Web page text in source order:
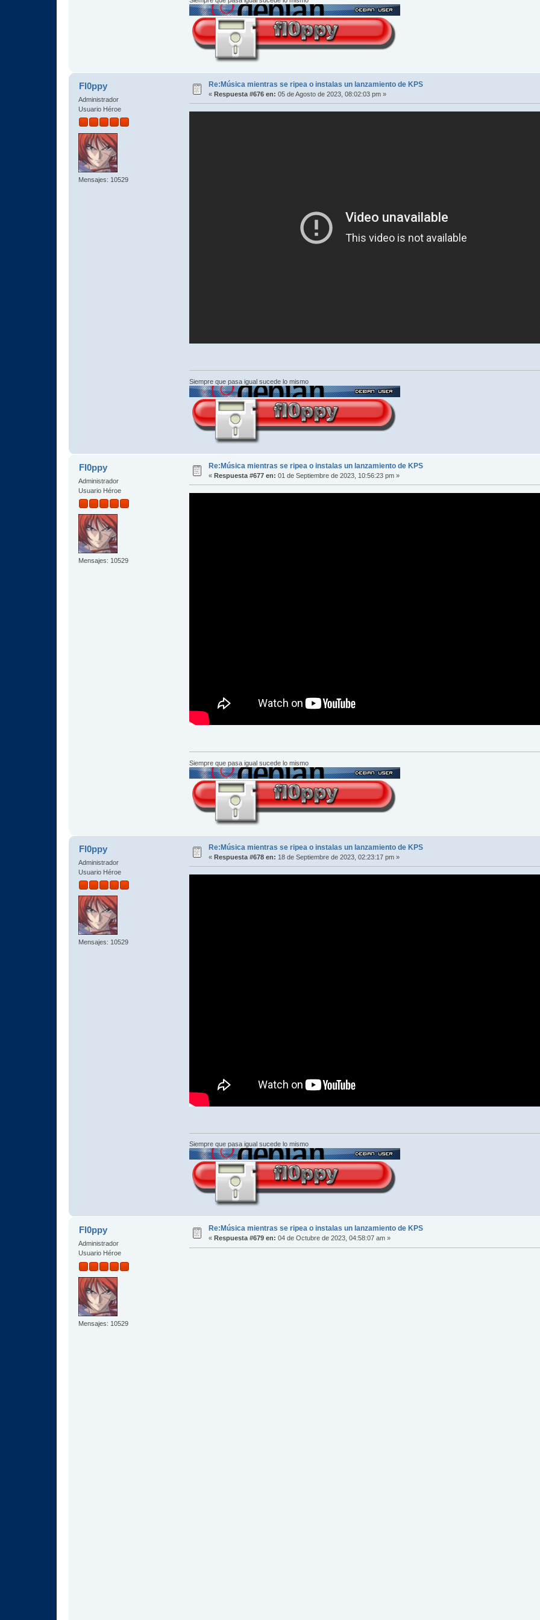
Fl0ppy
Administrador
Usuario Héroe
Mensajes: 10529
Re:Música mientras se ripea o instalas un lanzamiento de KPS
«Respuesta #676 en: 05 de Agosto de 2023, 08:02:03 pm »
Siempre que pasa igual sucede lo mismo
Fl0ppy
Administrador
Usuario Héroe
Mensajes: 10529
Re:Música mientras se ripea o instalas un lanzamiento de KPS
«Respuesta #677 en: 01 de Septiembre de 2023, 10:56:23 pm »
Siempre que pasa igual sucede lo mismo
Fl0ppy
Administrador
Usuario Héroe
Mensajes: 10529
Re:Música mientras se ripea o instalas un lanzamiento de KPS
«Respuesta #678 en: 18 de Septiembre de 2023, 02:23:17 pm »
Siempre que pasa igual sucede lo mismo
Fl0ppy
Administrador
Usuario Héroe
Mensajes: 10529
Re:Música mientras se ripea o instalas un lanzamiento de KPS
« Respuesta #679 en: 04 de Octubre de 2023, 04:58:07 am »